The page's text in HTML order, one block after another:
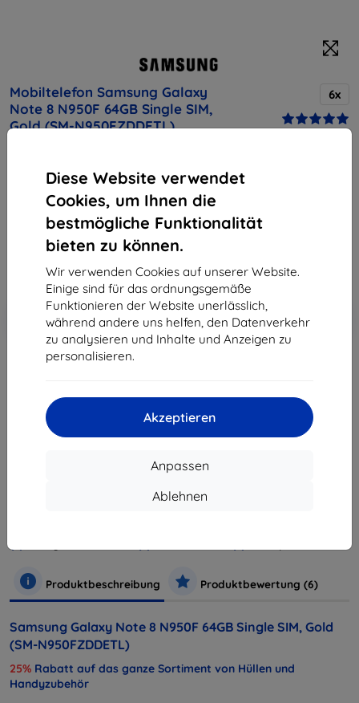
Diese Website verwendet
Cookies, um Ihnen die
bestmögliche Funktionalität
bieten zu können.
Wir verwenden Cookies auf unserer Website.
Einige sind für das ordnungsgemäße
Funktionieren der Website unerlässlich,
während andere uns helfen, den Datenverkehr
zu analysieren und Inhalte und Anzeigen zu
personalisieren.
Akzeptieren
Anpassen
Ablehnen
Mobiltelefon Samsung Galaxy
Note 8 N950F 64GB Single SIM,
Gold (SM-N950FZDDETL)
6x
Rabatt
auf sämtliches Zubehör dafür!
Endpreis
535,90 €
482,31 €
-10%
Rabatt mit Gutschein
EXTRA10
Warenkorb
ausverkauft
Produktbeschreibung Produktbewertung (6)
Samsung Galaxy Note 8 N950F 64GB Single SIM, Gold
(SM-N950FZDDETL)
25% Rabatt auf das ganze Sortiment von Hüllen und
Handyzubehör